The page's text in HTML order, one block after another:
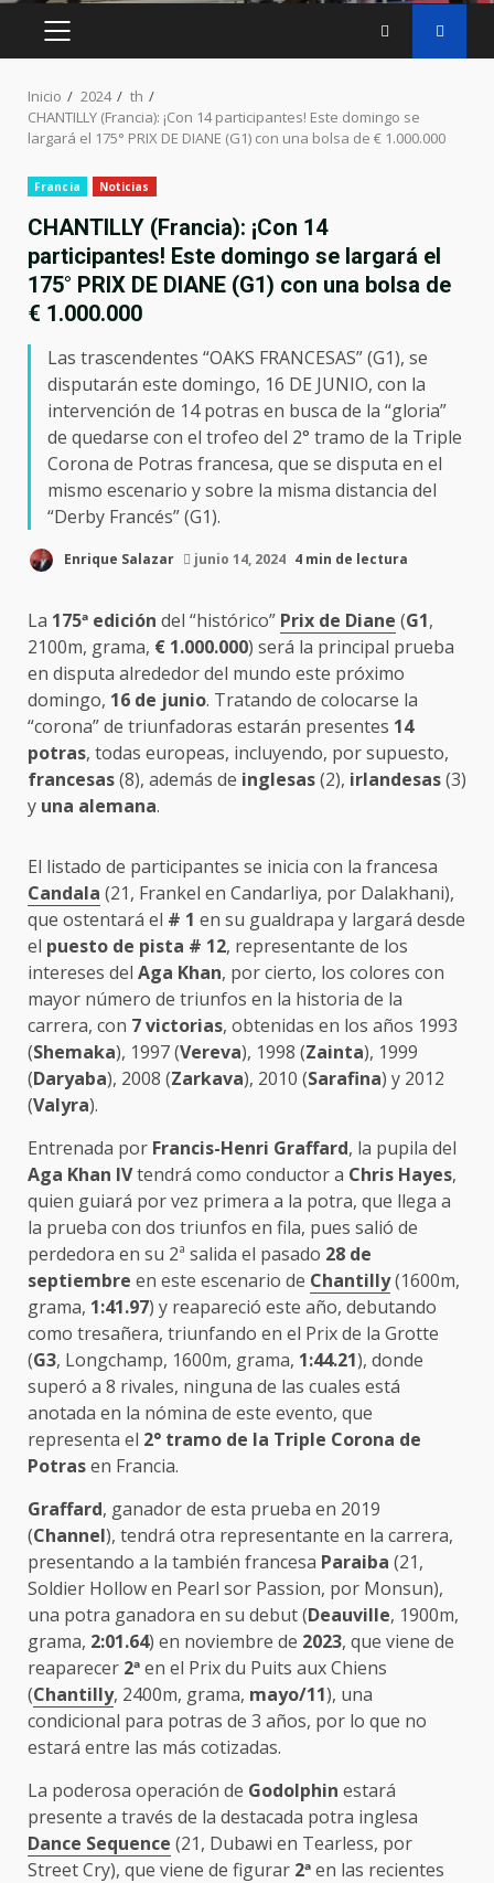
MENÚ
Inicio 2024
th
CHANTILLY (Francia): ¡Con 14 participantes! Este domingo se
largará el 175° PRIX DE DIANE (G1) con una bolsa de € 1.000.000
Francia Noticias
CHANTILLY (Francia): ¡Con 14
participantes! Este domingo se largará el
175° PRIX DE DIANE (G1) con una bolsa de
€ 1.000.000
Las trascendentes “OAKS FRANCESAS” (G1), se
disputarán este domingo, 16 DE JUNIO, con la
intervención de 14 potras en busca de la “gloria”
de quedarse con el trofeo del 2° tramo de la Triple
Corona de Potras francesa, que se disputa en el
mismo escenario y sobre la misma distancia del
“Derby Francés” (G1).
Enrique Salazar junio 14, 2024 4 min de lectura
La 175ª edición del “histórico” Prix de Diane (G1,
2100m, grama, € 1.000.000) será la principal prueba
en disputa alrededor del mundo este próximo
domingo, 16 de junio. Tratando de colocarse la
“corona” de triunfadoras estarán presentes 14
potras, todas europeas, incluyendo, por supuesto,
francesas(8), además de inglesas(2), irlandesas(3)
y una alemana.
El listado de participantes se inicia con la francesa
Candala (21, Frankel en Candarliya, por Dalakhani),
que ostentará el # 1 en su gualdrapa y largará desde
el puesto de pista # 12, representante de los
intereses del Aga Khan, por cierto, los colores con
mayor número de triunfos en la historia de la
carrera, con 7 victorias, obtenidas en los años 1993
(Shemaka), 1997 (Vereva), 1998 (Zainta), 1999
(Daryaba), 2008 (Zarkava), 2010 (Sarafina) y 2012
(Valyra).
Entrenada por Francis-Henri Graffard, la pupila del
Aga Khan IVtendrá como conductor a Chris Hayes,
quien guiará por vez primera a la potra, que llega a
la prueba con dos triunfos en fila, pues salió de
perdedora en su 2ª salida el pasado 28 de
septiembre en este escenario de Chantilly(1600m,
grama, 1:41.97) y reapareció este año, debutando
como tresañera, triunfando en el Prix de la Grotte
(G3, Longchamp, 1600m, grama, 1:44.21), donde
superó a 8 rivales, ninguna de las cuales está
anotada en la nómina de este evento, que
representa el 2° tramo de la Triple Corona de
Potrasen Francia.
Graffard, ganador de esta prueba en 2019
(Channel), tendrá otra representante en la carrera,
presentando a la también francesa Paraiba (21,
Soldier Hollow en Pearl sor Passion, por Monsun),
una potra ganadora en su debut (Deauville, 1900m,
grama, 2:01.64) en noviembre de 2023, que viene de
reaparecer 2ªen el Prix du Puits aux Chiens
(Chantilly, 2400m, grama, mayo/11), una
condicional para potras de 3 años, por lo que no
estará entre las más cotizadas.
La poderosa operación de Godolphin estará
presente a través de la destacada potra inglesa
Dance Sequence (21, Dubawi en Tearless, por
Street Cry), que viene de figurar 2ªen las recientes